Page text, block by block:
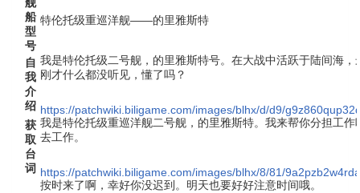
舰
船
型
号
特伦托级重巡洋舰——的里雅斯特
自
我
介
绍
我是特伦托级二号舰，的里雅斯特号。在大战中活跃于陆间海
刚才什么都没听见，懂了吗？
https://patchwiki.biligame.com/images/blhx/d/d9/
获
取
台
词
我是特伦托级重巡洋舰二号舰，的里雅斯特。我来帮你分担工
去工作。
https://patchwiki.biligame.com/images/blhx/8/81/
按时来了啊，幸好你没迟到。明天也要好好注意时间哦。